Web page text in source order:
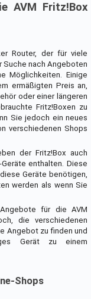
AVM Fritz!Box
Router, der für viele
Suche nach Angeboten
Möglichkeiten. Einige
ermäßigten Preis an,
oder einer längeren
Fritz!Boxen zu
Sie jedoch ein neues
verschiedenen Shops
der Fritz!Box auch
enthalten. Diese
Geräte benötigen,
werden als wenn Sie
für die AVM
die verschiedenen
Angebot zu finden und
Gerät zu einem
Shops